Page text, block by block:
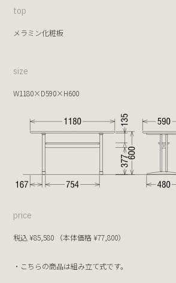
top
メラミン化粧板
size
W1180×D590×H600
price
税込 ¥85,580 （本体価格 ¥77,800）
・こちらの商品は組み立て式です。